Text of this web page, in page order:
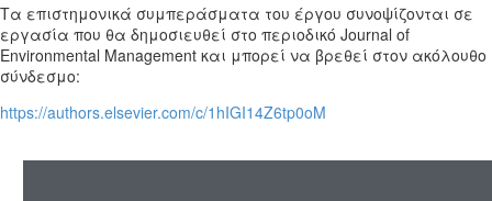
Τα επιστημονικά συμπεράσματα του έργου συνοψίζονται σε
εργασία που θα δημοσιευθεί στο περιοδικό Journal of
Environmental Management και μπορεί να βρεθεί στον ακόλουθο
σύνδεσμο:
https://authors.elsevier.com/c/1hIGI14Z6tp0oM